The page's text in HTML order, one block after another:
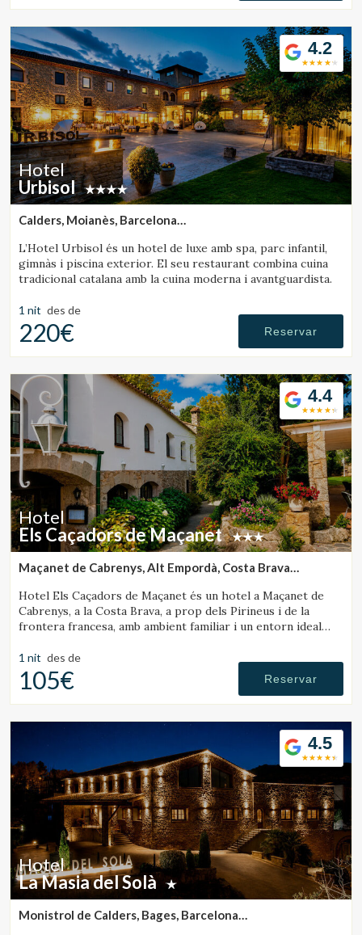
4.2
Hotel
Urbisol
Calders, Moianès, Barcelona
L’Hotel Urbisol és un hotel de luxe amb spa, parc infantil,
gimnàs i piscina exterior. El seu restaurant combina cuina
tradicional catalana amb la cuina moderna i avantguardista.
1 nit des de
220€ Reservar
4.4
Hotel
Els Caçadors de Maçanet
Maçanet de Cabrenys, Alt Empordà, Costa Brava
Hotel Els Caçadors de Maçanet és un hotel a Maçanet de
Cabrenys, a la Costa Brava, a prop dels Pirineus i de la
frontera francesa, amb ambient familiar i un entorn ideal
1 nit des de
105€ Reservar
4.5
Hotel
La Masia del Solà
Monistrol de Calders, Bages, Barcelona